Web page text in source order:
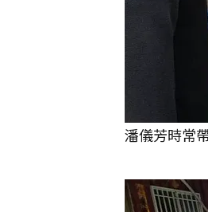
潘儀芳時常